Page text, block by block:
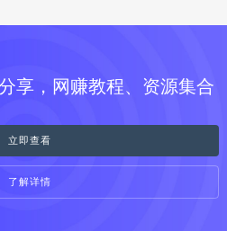
享，网赚教程、资源集合
立即查看
了解详情